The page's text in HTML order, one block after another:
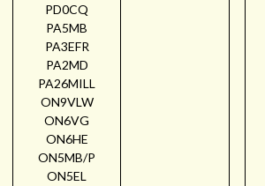
PD0CQ
PA5MB
PA3EFR
PA2MD
PA26MILL
ON9VLW
ON6VG
ON6HE
ON5MB/P
ON5EL